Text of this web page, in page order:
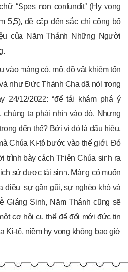
“Spes non confundit” (Hy vọng
5,5), đề cập đến sắc chỉ công bố
của Năm Thánh Những Người
vào máng cỏ, một đồ vật khiêm tốn
như Đức Thánh Cha đã nói trong
24/12/2022: “để tái khám phá ý
chúng ta phải nhìn vào đó. Nhưng
đến thế? Bởi vì đó là dấu hiệu,
Chúa Ki-tô bước vào thế giới. Đó
trình bày cách Thiên Chúa sinh ra
sử được tái sinh. Máng cỏ muốn
điều: sự gần gũi, sự nghèo khó và
Giáng Sinh, Năm Thánh cũng sẽ
cơ hội cụ thể để đổi mới đức tin
Ki-tô, niềm hy vọng không bao giờ